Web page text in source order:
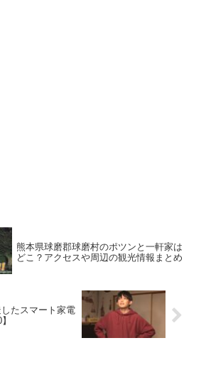
熊本県球磨郡球磨村のポツンと一軒家は
どこ？アクセスや周辺の観光情報まとめ
たスマート家電